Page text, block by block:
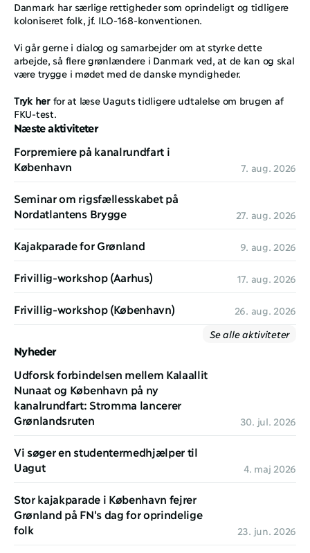
Danmark har særlige rettigheder som oprindeligt og tidligere
koloniseret folk, jf. ILO-168-konventionen.
Vi går gerne i dialog og samarbejder om at styrke dette
arbejde, så flere grønlændere i Danmark ved, at de kan og skal
være trygge i mødet med de danske myndigheder.
Tryk her for at læse Uaguts tidligere udtalelse om brugen af
FKU-test.
Næste aktiviteter
Forpremiere på kanalrundfart i
København
7. aug. 2026
Seminar om rigsfællesskabet på
Nordatlantens Brygge
27. aug. 2026
Kajakparade for Grønland 9. aug. 2026
Frivillig-workshop (Aarhus) 17. aug. 2026
Frivillig-workshop (København)
26. aug. 2026
Se alle aktiviteter
Nyheder
Udforsk forbindelsen mellem Kalaallit
Nunaat og København på ny
kanalrundfart: Stromma lancerer
Grønlandsruten
30. jul. 2026
Vi søger en studentermedhjælper til
Uagut
4. maj 2026
Stor kajakparade i København fejrer
Grønland på FN's dag for oprindelige
folk
23. jun. 2026